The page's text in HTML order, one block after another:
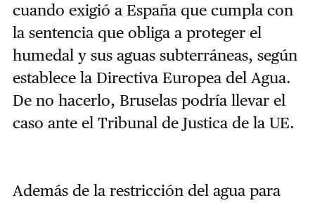
cuando exigió a España que cumpla con
la sentencia que obliga a proteger el
humedal y sus aguas subterráneas, según
establece la Directiva Europea del Agua.
De no hacerlo, Bruselas podría llevar el
caso ante el Tribunal de Justica de la UE.
Además de la restricción del agua para